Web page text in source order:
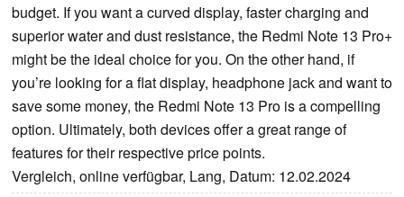
budget. If you want a curved display, faster charging and
superior water and dust resistance, the Redmi Note 13 Pro+
might be the ideal choice for you. On the other hand, if
you’re looking for a flat display, headphone jack and want to
save some money, the Redmi Note 13 Pro is a compelling
option. Ultimately, both devices offer a great range of
features for their respective price points.
Vergleich, online verfügbar, Lang, Datum: 12.02.2024